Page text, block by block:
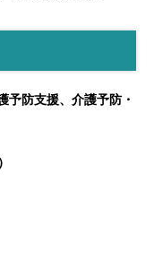
予防支援、介護予防・